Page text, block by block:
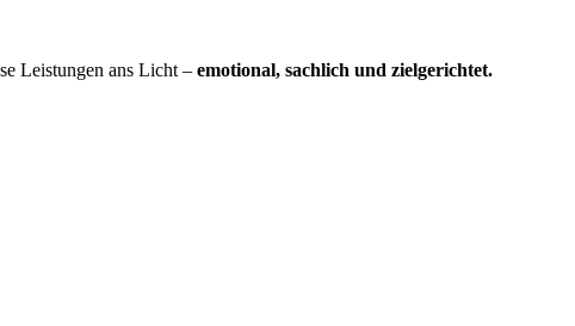
Leistungen ans Licht – emotional, sachlich und zielgerichtet.